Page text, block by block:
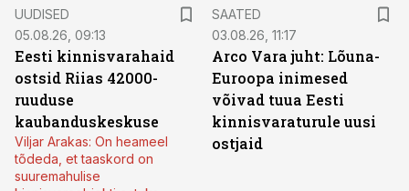
UUDISED
05.08.26, 09:13
Eesti kinnisvarahaid
ostsid Riias 42000-
ruuduse
kaubanduskeskuse
Viljar Arakas: On heameel
tõdeda, et taaskord on
suuremahulise
SAATED
03.08.26, 11:17
Arco Vara juht: Lõuna-
Euroopa inimesed
võivad tuua Eesti
kinnisvaraturule uusi
ostjaid